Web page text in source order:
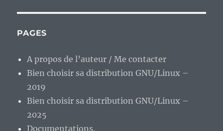
bug
un
!
PAGES
A propos de l’auteur / Me contacter
Bien choisir sa distribution GNU/Linux –
2019
Bien choisir sa distribution GNU/Linux –
2025
Documentations.